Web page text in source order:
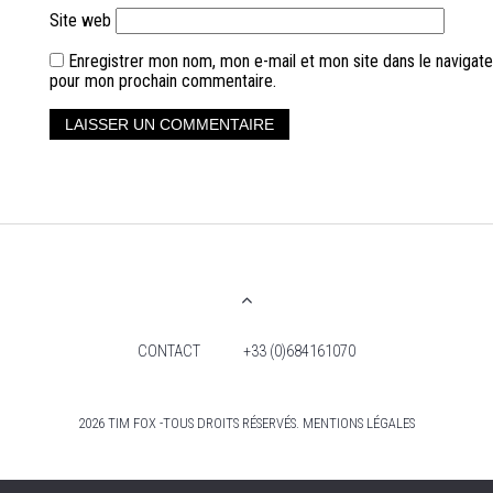
Site web
Enregistrer mon nom, mon e-mail et mon site dans le
pour mon prochain commentaire.
CONTACT +33 (0)684161070
2026 TIM FOX -TOUS DROITS RÉSERVÉS. MENTIONS LÉGALES